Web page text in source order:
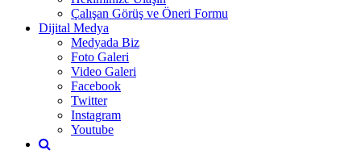
Çalışan Görüş ve Öneri Formu
Dijital Medya
Medyada Biz
Foto Galeri
Video Galeri
Facebook
Twitter
Instagram
Youtube